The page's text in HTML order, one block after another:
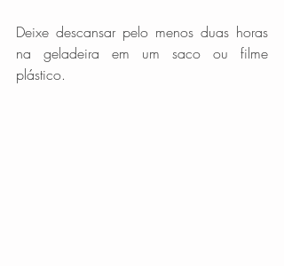
Deixe descansar pelo menos duas horas
na geladeira em um saco ou filme
plástico.